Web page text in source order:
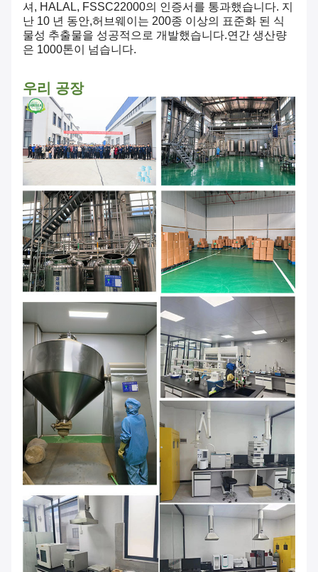
셔, HALAL, FSSC22000의 인증서를 통과했습니다. 지
난 10 년 동안,허브웨이는 200종 이상의 표준화 된 식
물성 추출물을 성공적으로 개발했습니다.연간 생산량
은 1000톤이 넘습니다.
우리 공장